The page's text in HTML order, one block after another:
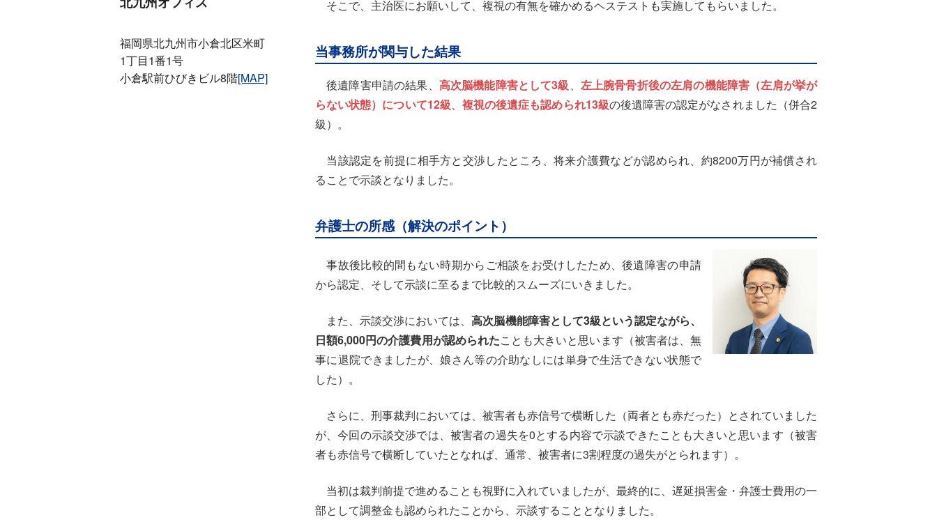
そこで、主治医にお願いして、複視の有無を確かめるヘステストも実施してもらいました。
当事務所が関与した結果
後遺障害申請の結果、 高次脳機能障害として3級、 左上腕骨骨折後の左肩の機能障害（左肩が挙が
らない状態）について12級、 複視の後遺症も認められ13級の後遺障害の認定がなされました（併合2
級）。
当該認定を前提に相手方と交渉したところ、将来介護費などが認められ、約8200万円が補償され
ることで示談となりました。
弁護士の所感（解決のポイント）
事故後比較的間もない時期からご相談をお受けしたため、後遺障害の申請
から認定、そして示談に至るまで比較的スムーズにいきました。
また、示談交渉においては、高次脳機能障害として3級という認定ながら、
日額6,000円の介護費用が認められたことも大きいと思います（被害者は、無
事に退院できましたが、娘さん等の介助なしには単身で生活できない状態で
した）。
さらに、刑事裁判においては、被害者も赤信号で横断した（両者とも赤だった）とされていました
が、今回の示談交渉では、被害者の過失を0とする内容で示談できたことも大きいと思います（被害
者も赤信号で横断していたとなれば、通常、被害者に3割程度の過失がとられます）。
当初は裁判前提で進めることも視野に入れていましたが、最終的に、遅延損害金・弁護士費用の一
部として調整金も認められたことから、示談することとなりました。
福岡県北九州市小倉北区米町
1丁目1番1号
小倉駅前ひびきビル8階[MAP]